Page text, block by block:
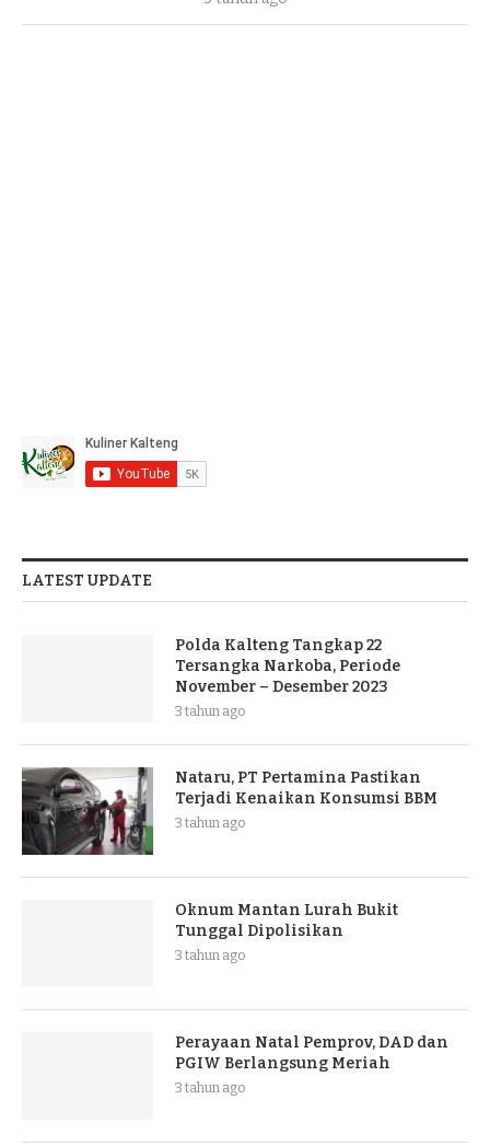
LATEST UPDATE
Polda Kalteng Tangkap 22
Tersangka Narkoba, Periode
November – Desember 2023
3 tahun ago
Nataru, PT Pertamina Pastikan
Terjadi Kenaikan Konsumsi BBM
3 tahun ago
Oknum Mantan Lurah Bukit
Tunggal Dipolisikan
3 tahun ago
Perayaan Natal Pemprov, DAD dan
PGIW Berlangsung Meriah
3 tahun ago